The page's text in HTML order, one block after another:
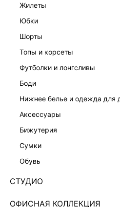
жилеты
юбки
шорты
топы и корсеты
футболки и лонгсливы
боди
нижнее белье и одежда для
аксессуары
бижутерия
сумки
обувь
СТУДИО
ОФИСНАЯ КОЛЛЕКЦИЯ
ЭКСКЛЮЗИВНО ОНЛАЙН
ТРИКОТАЖНЫЕ БРЮКИ ИЗ
5 999 ₽-67%
500 ₽ x 4 платежа с Подели
ЦВЕТ:ЗЕЛЕНЫЙ/ХАКИ/ОЛИВКОВЫЙ